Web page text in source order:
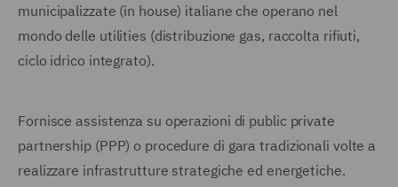
municipalizzate (in house) italiane che operano nel
mondo delle utilities (distribuzione gas, raccolta rifiuti,
ciclo idrico integrato).
Fornisce assistenza su operazioni di public private
partnership (PPP) o procedure di gara tradizionali volte a
realizzare infrastrutture strategiche ed energetiche.